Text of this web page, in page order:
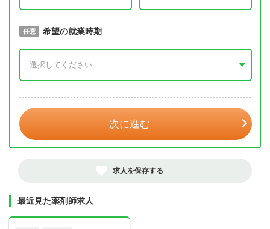
必須 取得予定年
任意 希望の就業時期
次に進む
求人を保存する
最近見た薬剤師求人